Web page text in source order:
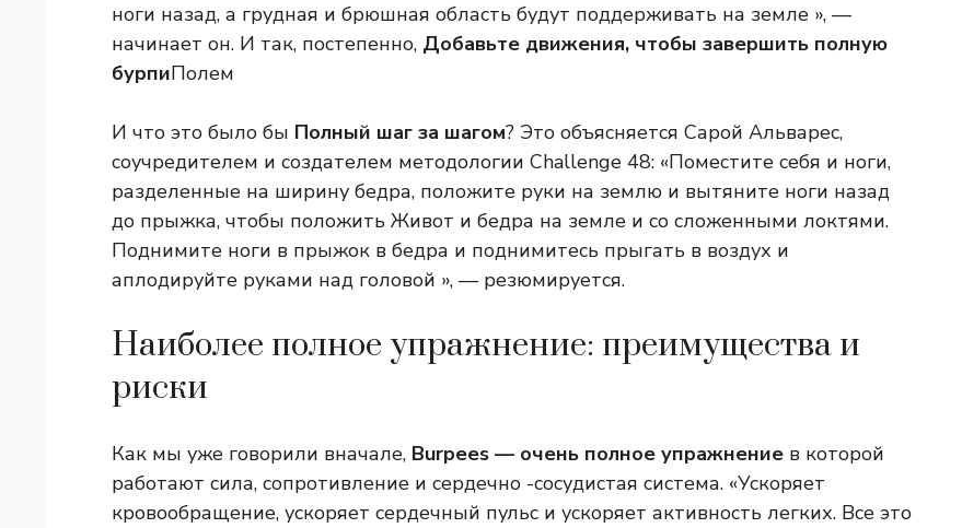
ноги назад, а грудная и брюшная область будут поддерживать на земле », —
начинает он. И так, постепенно, Добавьте движения, чтобы завершить полную
бурпиПолем
И что это было бы Полный шаг за шагом? Это объясняется Сарой Альварес,
соучредителем и создателем методологии Challenge 48: «Поместите себя и ноги,
разделенные на ширину бедра, положите руки на землю и вытяните ноги назад
до прыжка, чтобы положить Живот и бедра на земле и со сложенными локтями.
Поднимите ноги в прыжок в бедра и поднимитесь прыгать в воздух и
аплодируйте руками над головой », — резюмируется.
Наиболее полное упражнение: преимущества и
риски
Как мы уже говорили вначале, Burpees — очень полное упражнение в которой
работают сила, сопротивление и сердечно -сосудистая система. «Ускоряет
кровообращение, ускоряет сердечный пульс и ускоряет активность легких. Все это